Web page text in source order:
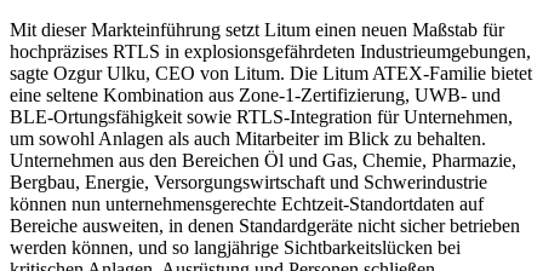
Mit dieser Markteinführung setzt Litum einen neuen Maßstab für
hochpräzises RTLS in explosionsgefährdeten Industrieumgebungen,
sagte Ozgur Ulku, CEO von Litum. Die Litum ATEX-Familie bietet
eine seltene Kombination aus Zone-1-Zertifizierung, UWB- und
BLE-Ortungsfähigkeit sowie RTLS-Integration für Unternehmen,
um sowohl Anlagen als auch Mitarbeiter im Blick zu behalten.
Unternehmen aus den Bereichen Öl und Gas, Chemie, Pharmazie,
Bergbau, Energie, Versorgungswirtschaft und Schwerindustrie
können nun unternehmensgerechte Echtzeit-Standortdaten auf
Bereiche ausweiten, in denen Standardgeräte nicht sicher betrieben
werden können, und so langjährige Sichtbarkeitslücken bei